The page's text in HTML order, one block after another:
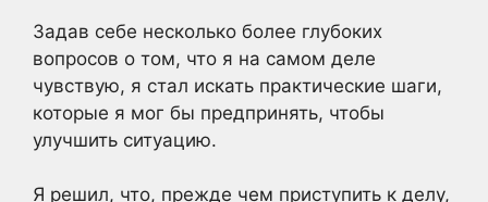
Задав себе несколько более глубоких
вопросов о том, что я на самом деле
чувствую, я стал искать практические шаги,
которые я мог бы предпринять, чтобы
улучшить ситуацию.
Я решил, что, прежде чем приступить к делу,